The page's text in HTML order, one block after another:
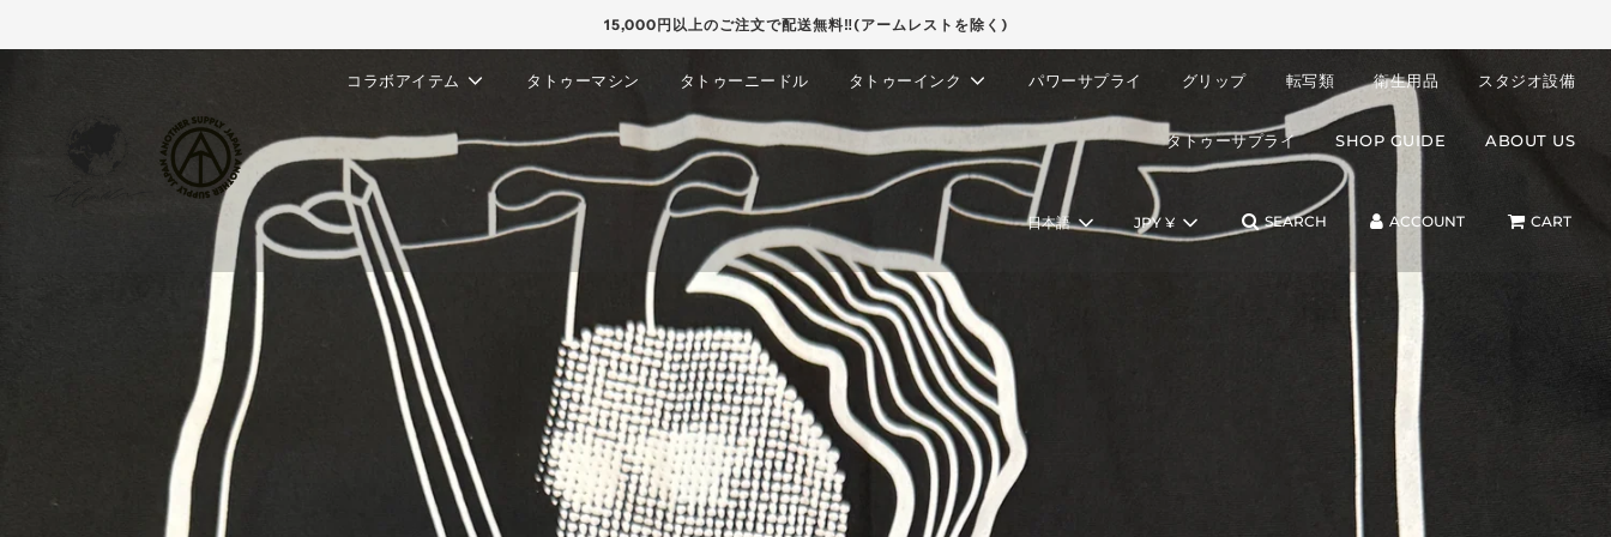
15,000円以上のご注文で配送無料‼(アームレストを除く)
コラボアイテム タトゥーマシン タトゥーニードル タトゥーインク パワーサプライ グリップ 転写類 衛生用品 スタジオ設備
タトゥーサプライ SHOP GUIDE ABOUT US
日本語 JPY ¥ SEARCH ACCOUNT CART